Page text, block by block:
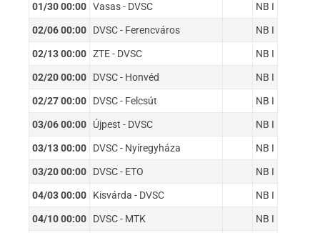
01/30 00:00 Vasas - DVSC NB I
02/06 00:00 DVSC - Ferencváros NB I
02/13 00:00 ZTE - DVSC NB I
02/20 00:00 DVSC - Honvéd NB I
02/27 00:00 DVSC - Felcsút NB I
03/06 00:00 Újpest - DVSC NB I
03/13 00:00 DVSC - Nyíregyháza NB I
03/20 00:00 DVSC - ETO NB I
04/03 00:00 Kisvárda - DVSC NB I
04/10 00:00 DVSC - MTK NB I